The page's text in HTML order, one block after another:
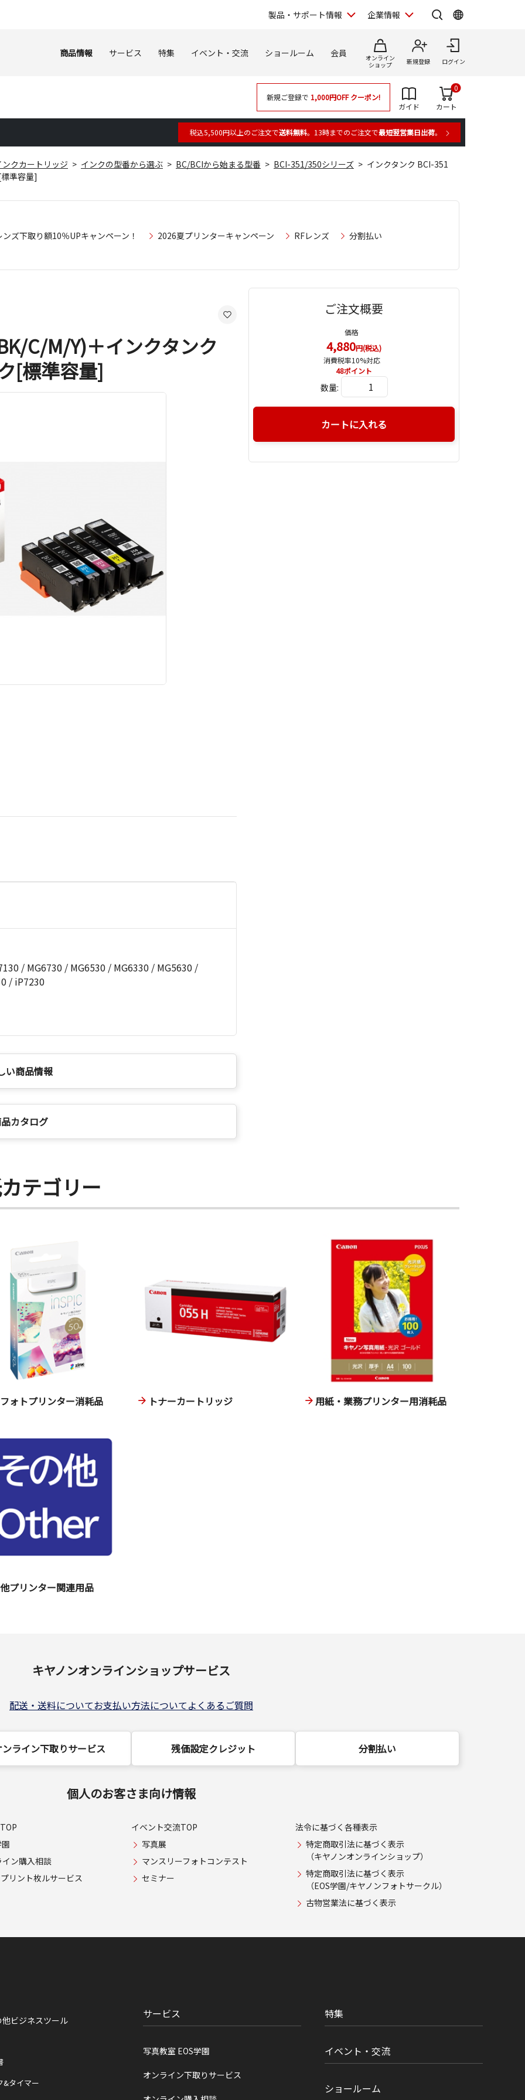
製品・サポート情報 企業情報
商品情報 サービス 特集 イベント・交流 ショールーム 会員
オンライン
ショップ
新規登録 ログイン
新規ご登録で 1,000円OFFクーポン!
ガイド
カート
0
税込5,500円以上のご注文で送料無料。13時までのご注文で最短翌営業日出荷。
ンクカートリッジ インクの型番から選ぶ BC/BCIから始まる型番 BCI-351/350シリーズ
インクタンク BCI-351
準容量]
ズ下取り額10％UPキャンペーン！ 2026夏プリンターキャンペーン RFレンズ 分割払い
C/M/Y)＋インクタンク
[標準容量]
/ MG6730 / MG6530 / MG6330 / MG5630 /
/ iP7230
い商品情報
カタログ
ご注文概要
価格
4,880円(税込)
消費税率10%対応
48ポイント
数量:
カートに入れる
テゴリー
ォトプリンター消耗品 トナーカートリッジ 用紙・業務プリンター用消耗品
プリンター関連用品
キヤノンオンラインショップサービス
配送・送料についてお支払い方法についてよくあるご質問
ライン下取りサービス 残価設定クレジット 分割払い
個人のお客さま向け情報
ン購入相談
リント枚ルサービス
イベント交流TOP
写真展
マンスリーフォトコンテスト
セミナー
法令に基づく各種表示
特定商取引法に基づく表示
（キヤノンオンラインショップ）
特定商取引法に基づく表示
（EOS学園/キヤノンフォトサークル）
古物営業法に基づく表示
ビジネスツール
&タイマー
サービス
写真教室 EOS学園
オンライン下取りサービス
特集
イベント・交流
ショールーム